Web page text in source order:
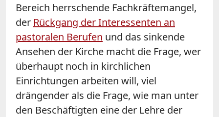
Bereich herrschende Fachkräftemangel,
der Rückgang der Interessenten an
pastoralen Berufen und das sinkende
Ansehen der Kirche macht die Frage, wer
überhaupt noch in kirchlichen
Einrichtungen arbeiten will, viel
drängender als die Frage, wie man unter
den Beschäftigten eine der Lehre der